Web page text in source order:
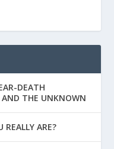
DEATH
AND THE UNKNOWN
ARE?